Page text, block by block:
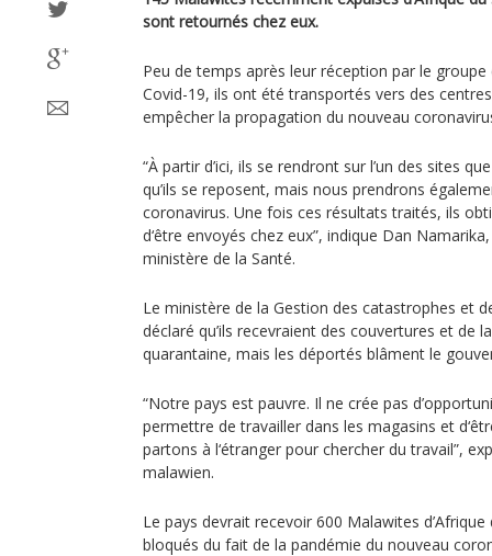
sont retournés chez eux.
Peu de temps après leur réception par le
Covid-19, ils ont été transportés vers des
empêcher la propagation du nouveau
“À partir d’ici, ils se rendront sur l’un des sites
qu’ils se reposent, mais nous prendrons
coronavirus. Une fois ces résultats traités, ils
d‘être envoyés chez eux”, indique Dan
ministère de la Santé.
Le ministère de la Gestion des catastrophes et
déclaré qu’ils recevraient des couvertures et de
quarantaine, mais les déportés blâment le
“Notre pays est pauvre. Il ne crée pas
permettre de travailler dans les magasins et
partons à l‘étranger pour chercher du travail”,
malawien.
Le pays devrait recevoir 600 Malawites
bloqués du fait de la pandémie du nouveau